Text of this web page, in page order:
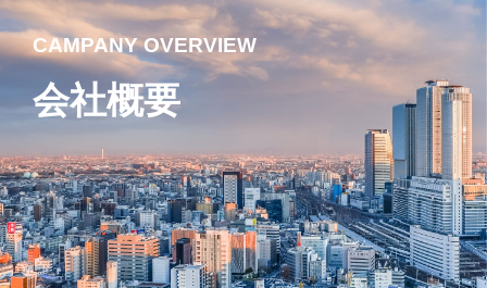
CAMPANY OVERVIEW
会社概要